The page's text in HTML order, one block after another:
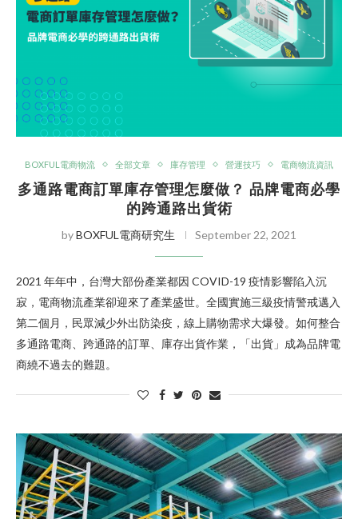
BOXFUL電商物流 全部文章 庫存管理 營運技巧 電商物流資訊
多通路電商訂單庫存管理怎麼做？ 品牌電商必學
的跨通路出貨術
byBOXFUL電商研究生 September 22, 2021
2021 年年中，台灣大部份產業都因 COVID-19 疫情影響陷入沉
寂，電商物流產業卻迎來了產業盛世。全國實施三級疫情警戒邁入
第二個月，民眾減少外出防染疫，線上購物需求大爆發。如何整合
多通路電商、跨通路的訂單、庫存出貨作業，「出貨」成為品牌電
商繞不過去的難題。